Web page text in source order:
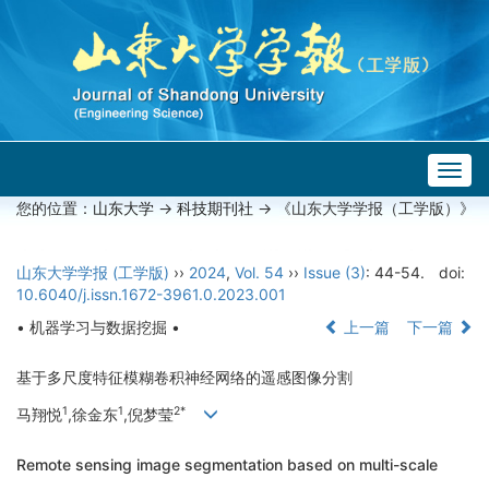
您的位置： 山东大学 -> 科技期刊社 -> 《山东大学学报（工学版）》
山东大学学报 (工学版) ›› 2024, Vol. 54 ›› Issue (3): 44-54.
doi:
10.6040/j.issn.1672-3961.0.2023.001
• 机器学习与数据挖掘 •
上一篇 下一篇
基于多尺度特征模糊卷积神经网络的遥感图像分割
马翔悦1,徐金东1,倪梦莹2*
Remote sensing image segmentation based on multi-scale